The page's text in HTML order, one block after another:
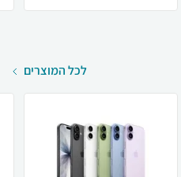
לכל המוצרים